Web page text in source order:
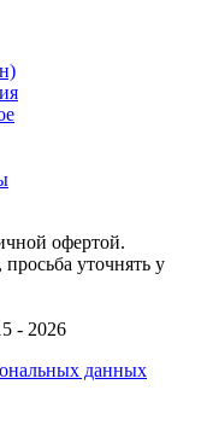
офертой.
уточнять у
- 2026
данных